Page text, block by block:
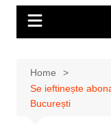
Home
Se ieftinește
București